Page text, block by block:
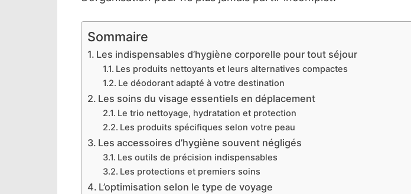
Sommaire
Les indispensables d’hygiène corporelle pour tout séjour
Les produits nettoyants et leurs alternatives compactes
Le déodorant adapté à votre destination
Les soins du visage essentiels en déplacement
Le trio nettoyage, hydratation et protection
Les produits spécifiques selon votre peau
Les accessoires d’hygiène souvent négligés
Les outils de précision indispensables
Les protections et premiers soins
L’optimisation selon le type de voyage